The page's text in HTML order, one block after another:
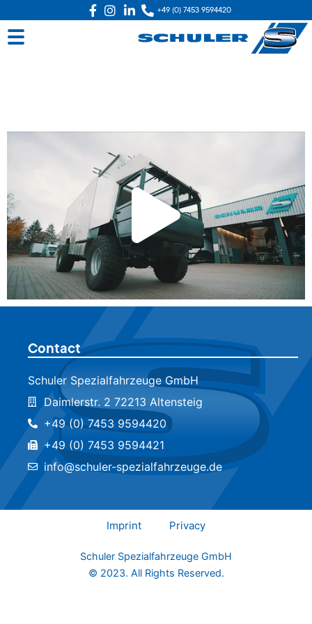
+49 (0) 7453 9594420
Contact
Schuler Spezialfahrzeuge GmbH
Daimlerstr. 2 72213 Altensteig
+49 (0) 7453 9594420
+49 (0) 7453 9594421
info@schuler-spezialfahrzeuge.de
Imprint Privacy
Schuler Spezialfahrzeuge GmbH
© 2023. All Rights Reserved.